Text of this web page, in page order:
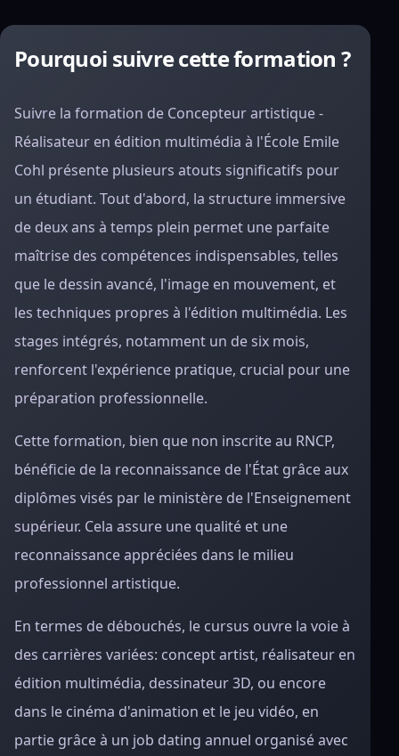
Pourquoi suivre cette formation ?
Suivre la formation de Concepteur artistique -
Réalisateur en édition multimédia à l'École Emile
Cohl présente plusieurs atouts significatifs pour
un étudiant. Tout d'abord, la structure immersive
de deux ans à temps plein permet une parfaite
maîtrise des compétences indispensables, telles
que le dessin avancé, l'image en mouvement, et
les techniques propres à l'édition multimédia. Les
stages intégrés, notamment un de six mois,
renforcent l'expérience pratique, crucial pour une
préparation professionnelle.
Cette formation, bien que non inscrite au RNCP,
bénéficie de la reconnaissance de l'État grâce aux
diplômes visés par le ministère de l'Enseignement
supérieur. Cela assure une qualité et une
reconnaissance appréciées dans le milieu
professionnel artistique.
En termes de débouchés, le cursus ouvre la voie à
des carrières variées: concept artist, réalisateur en
édition multimédia, dessinateur 3D, ou encore
dans le cinéma d'animation et le jeu vidéo, en
partie grâce à un job dating annuel organisé avec